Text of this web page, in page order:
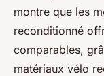
montre que les
reconditionné
comparables,
matériaux vélo